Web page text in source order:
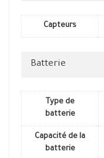
Capteurs
Batterie
Type de
batterie
Capacité de la
batterie